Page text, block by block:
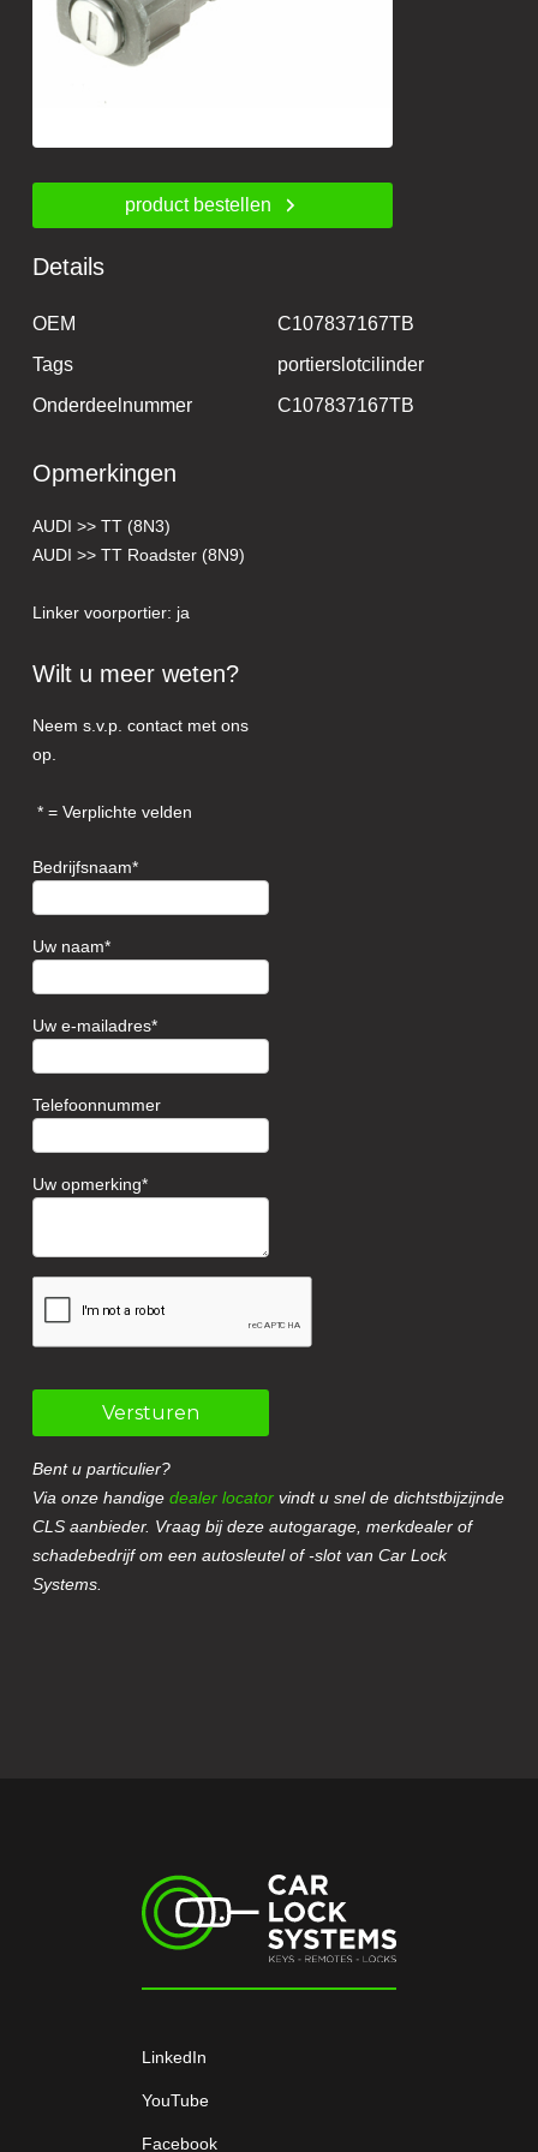
product bestellen
Details
OEM
C107837167TB
Tags
portierslotcilinder
Onderdeelnummer
C107837167TB
Opmerkingen
AUDI >> TT (8N3)
AUDI >> TT Roadster (8N9)
Linker voorportier: ja
Wilt u meer weten?
Neem s.v.p. contact met ons
op.
= Verplichte velden
Bedrijfsnaam
Uw naam
Uw e-mailadres
Telefoonnummer
Uw opmerking
Versturen
Bent u particulier?
Via onze handigedealer locator vindt u snel de dichtstbijzijnde
CLS aanbieder. Vraag bij deze autogarage, merkdealer of
schadebedrijf om een autosleutel of -slot van Car Lock
Systems.
LinkedIn
YouTube
Facebook